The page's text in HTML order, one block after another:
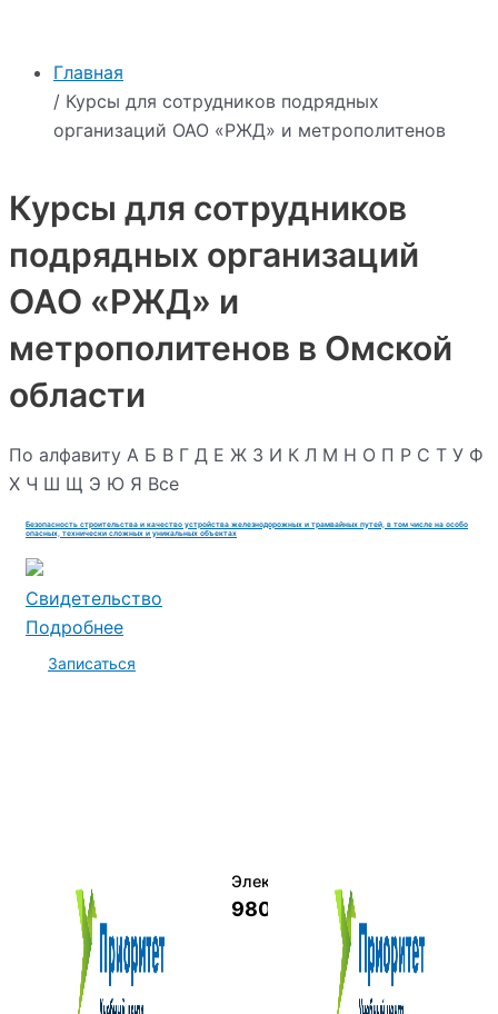
Главная
/ Курсы для сотрудников подрядных
организаций ОАО «РЖД» и метрополитенов
Курсы для сотрудников
подрядных организаций
ОАО «РЖД» и
метрополитенов в Омской
области
По алфавиту А Б В Г Д Е Ж З И К Л М Н О П Р С Т У Ф
Х Ч Ш Щ Э Ю Я Все
Безопасность строительства и качество устройства железнодорожных и трамвайных путей, в том числе на особо
опасных, технически сложных и уникальных объектах
Свидетельство
Подробнее
Записаться
Электромеханик по ремонту и
9800 руб.